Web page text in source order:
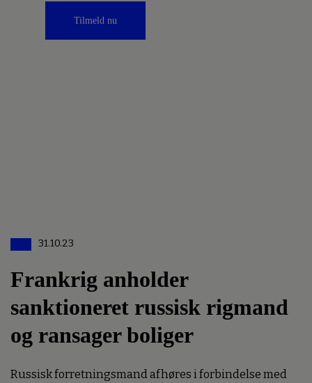
Tilmeld nu
31.10.23
Frankrig anholder
sanktioneret russisk rigmand
og ransager boliger
Russisk forretningsmand afhøres i forbindelse med